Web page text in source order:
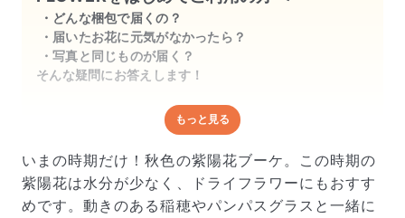
どんな梱包で届くの？
届いたお花に元気がなかったら？
写真と同じものが届く？
そんな疑問にお答えします！
どんな梱包で届くの？
出荷前に水揚げ（花が水を吸いやすくなる処理）を施
し、専用ボックスに丁寧に梱包してお届けしています。
きゅっとまとめられて一見窮屈そうに見えますが、輸送
中の衝撃による折れや擦れを軽減する効果があります。
もっと見る
いまの時期だけ！秋色の紫陽花ブーケ。この時期の
紫陽花は水分が少なく、ドライフラワーにもおすす
めです。動きのある稲穂やパンパスグラスと一緒に